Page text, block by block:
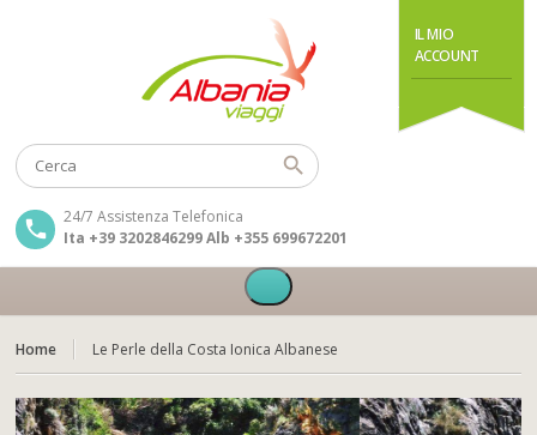
IL MIO
ACCOUNT
24/7 Assistenza Telefonica
Ita +39 3202846299 Alb +355 699672201
Home Le Perle della Costa Ionica Albanese